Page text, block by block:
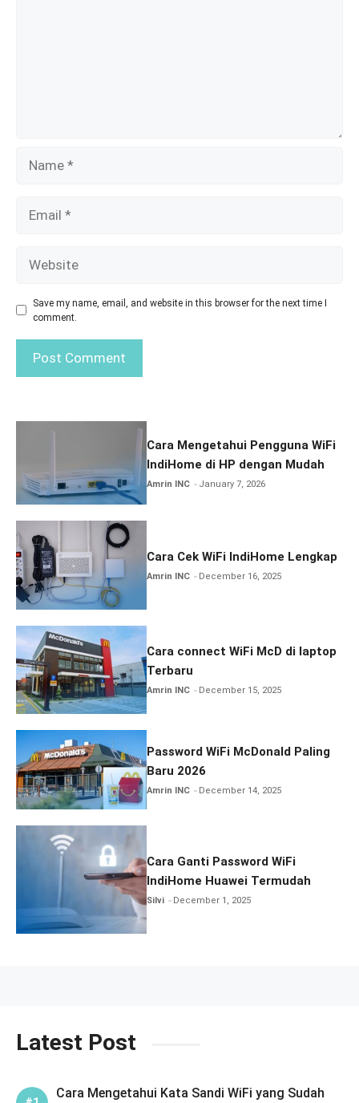
Save my name, email, and website in this browser for the next time I
comment.
Cara Mengetahui Pengguna WiFi
IndiHome di HP dengan Mudah
Amrin INC January 7, 2026
Cara Cek WiFi IndiHome Lengkap
Amrin INC December 16, 2025
Cara connect WiFi McD di laptop
Terbaru
Amrin INC December 15, 2025
Password WiFi McDonald Paling
Baru 2026
Amrin INC December 14, 2025
Cara Ganti Password WiFi
IndiHome Huawei Termudah
Silvi December 1, 2025
Latest Post
Cara Mengetahui Kata Sandi WiFi yang Sudah